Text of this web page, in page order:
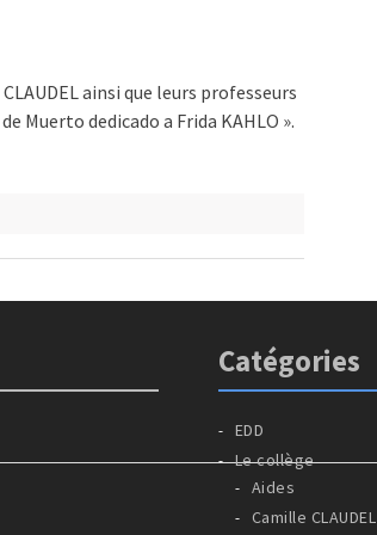
ainsi que leurs professeurs
Muerto dedicado a Frida KAHLO ».
Catégories
EDD
Le collège
Aides
Camille CLAUDEL